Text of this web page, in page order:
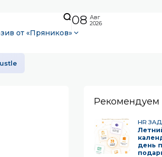
от «Пряников»
08 Авг
2026
Рекомендуем
HR
день